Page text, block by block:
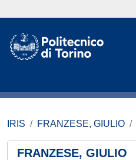
IRIS FRANZESE, GIULIO
FRANZESE, GIULIO